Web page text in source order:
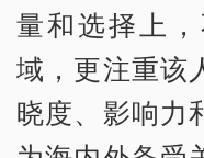
量和选择上
域，更注重该
晓度、影响力